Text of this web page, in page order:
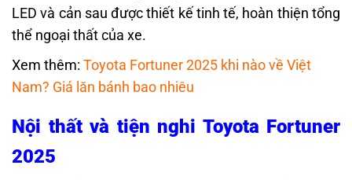
LED và cản sau được thiết kế tinh tế, hoàn thiện tổng
thể ngoại thất của xe.
Xem thêm: Toyota Fortuner 2025 khi nào về Việt
Nam? Giá lăn bánh bao nhiêu
Nội thất và tiện nghi Toyota Fortuner
2025